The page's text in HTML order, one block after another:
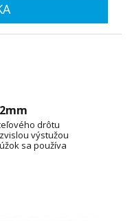
drôtu
výstužou
sa používa